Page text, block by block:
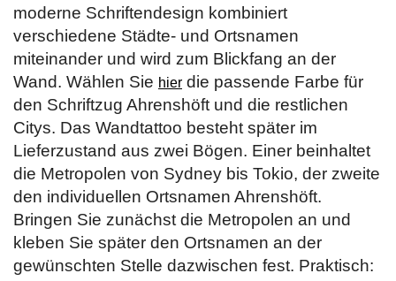
moderne Schriftendesign kombiniert
verschiedene Städte- und Ortsnamen
miteinander und wird zum Blickfang an der
Wand. Wählen Sie hier die passende Farbe für
den Schriftzug Ahrenshöft und die restlichen
Citys. Das Wandtattoo besteht später im
Lieferzustand aus zwei Bögen. Einer beinhaltet
die Metropolen von Sydney bis Tokio, der zweite
den individuellen Ortsnamen Ahrenshöft.
Bringen Sie zunächst die Metropolen an und
kleben Sie später den Ortsnamen an der
gewünschten Stelle dazwischen fest. Praktisch: